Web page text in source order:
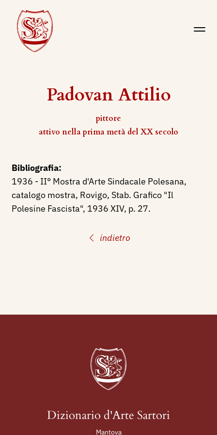
Padovan Attilio
pittore
attivo nella prima metà del XX secolo
indietro
Bibliografia:
1936 - II° Mostra d'Arte Sindacale Polesana,
catalogo mostra, Rovigo, Stab. Grafico "Il
Polesine Fascista", 1936 XIV, p. 27.
Dizionario d'Arte Sartori
Mantova